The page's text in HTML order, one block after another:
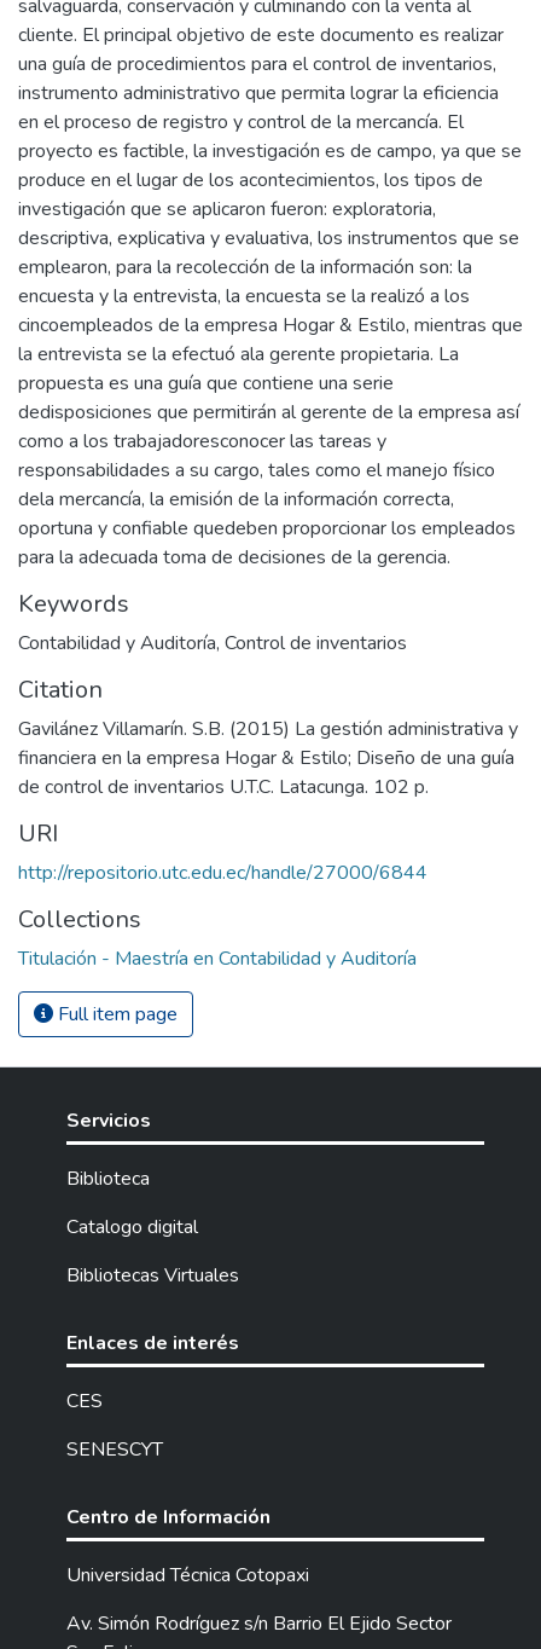
salvaguarda, conservación y culminando con la venta al
cliente. El principal objetivo de este documento es realizar
una guía de procedimientos para el control de inventarios,
instrumento administrativo que permita lograr la eficiencia
en el proceso de registro y control de la mercancía. El
proyecto es factible, la investigación es de campo, ya que se
produce en el lugar de los acontecimientos, los tipos de
investigación que se aplicaron fueron: exploratoria,
descriptiva, explicativa y evaluativa, los instrumentos que se
emplearon, para la recolección de la información son: la
encuesta y la entrevista, la encuesta se la realizó a los
cincoempleados de la empresa Hogar & Estilo, mientras que
la entrevista se la efectuó ala gerente propietaria. La
propuesta es una guía que contiene una serie
dedisposiciones que permitirán al gerente de la empresa así
como a los trabajadoresconocer las tareas y
responsabilidades a su cargo, tales como el manejo físico
dela mercancía, la emisión de la información correcta,
oportuna y confiable quedeben proporcionar los empleados
para la adecuada toma de decisiones de la gerencia.
Keywords
Contabilidad y Auditoría, Control de inventarios
Citation
Gavilánez Villamarín. S.B. (2015) La gestión administrativa y
financiera en la empresa Hogar & Estilo; Diseño de una guía
de control de inventarios U.T.C. Latacunga. 102 p.
URI
http://repositorio.utc.edu.ec/handle/27000/6844
Collections
Titulación - Maestría en Contabilidad y Auditoría
Full item page
Servicios
Biblioteca
Catalogo digital
Bibliotecas Virtuales
Enlaces de interés
CES
SENESCYT
Centro de Información
Universidad Técnica Cotopaxi
Av. Simón Rodríguez s/n Barrio El Ejido Sector